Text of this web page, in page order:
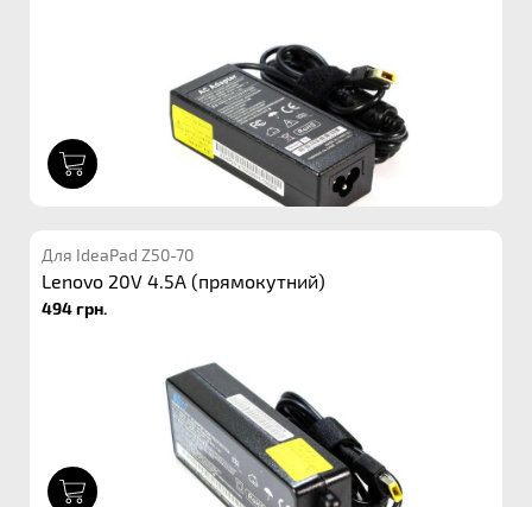
Для IdeaPad Z50-70
Lenovo 20V 4.5A (прямокутний)
494 грн.